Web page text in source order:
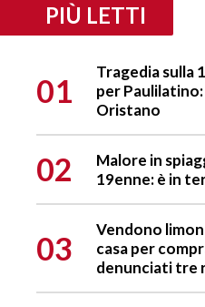
PIÙ LETTI
01
Tragedia sulla
per
Oristano
02
Malore in
19enne: è in
03
Vendono
casa per
denunciati tre